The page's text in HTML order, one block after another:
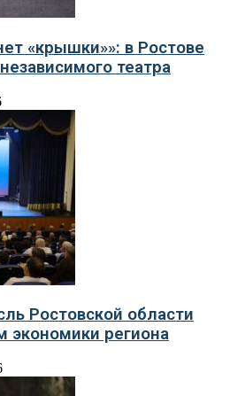
«крышки»»: в Ростове
театра
Ростовской области
экономики региона